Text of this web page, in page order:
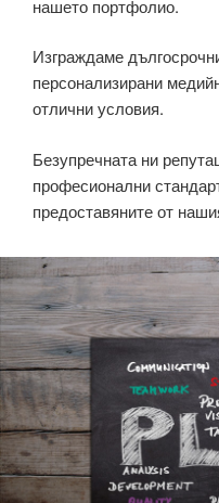
нашето портфолио.
Изграждаме
персонализирани
отлични условия.
Безупречната ни
професионални
предоставяните от